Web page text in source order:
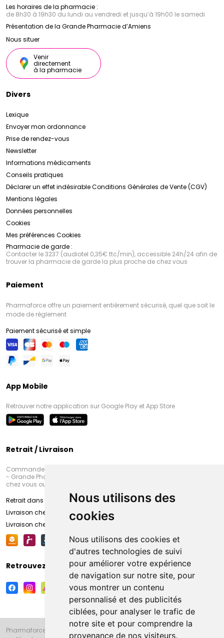
Nous utilisons des
cookies
Nous utilisons des cookies et
d'autres technologies de suivi
pour améliorer votre expérience
de navigation sur notre site, pour
vous montrer un contenu
personnalisé et des publicités
ciblées, pour analyser le trafic de
notre site et pour comprendre la
provenance de nos visiteurs.
Les horaires de la pharmacie :
de 8h30 à 19h30 du lundi au vendredi et jusqu’à 19h00 le samedi
Présentation de la Grande Pharmacie d’Amiens
Nous situer
Venir
directement
à la pharmacie
Divers
Lexique
Envoyer mon ordonnance
Prise de rendez-vous
Newsletter
Informations médicaments
Conseils pratiques
Déclarer un effet indésirableConditions Générales de Vente (CGV)
Mentions légales
Données personnelles
Cookies
Mes préférences Cookies
Pharmacie de garde :
Contacter le 3237 (audiotel 0,35€ ttc/min), accessible 24h/24 afin de
trouver la pharmacie de garde la plus proche de chez vous
Paiement
Pharmaforce offre un paiement entièrement sécurisé, quel que soit le
mode de règlement
Paiement sécurisé et simple
App Mobile
Retrouver notre application sur Google Play et App Store
Retrait / Livraison
Commandez en ligne et venez chercher votre commande à Amiens
- Grande Pharmacie d’Amiens (Fachon) ou recevez-là rapidement
chez vous ou en point retrait
Retrait dans la pharmacie d’Amiens
Livraison chez vous
Livraison chez votre commerçant
Retrouvez-nous sur vos réseaux sociaux
Pharmaforce.fr et la Grande Pharmacie d’Amiens vous souhaitent de